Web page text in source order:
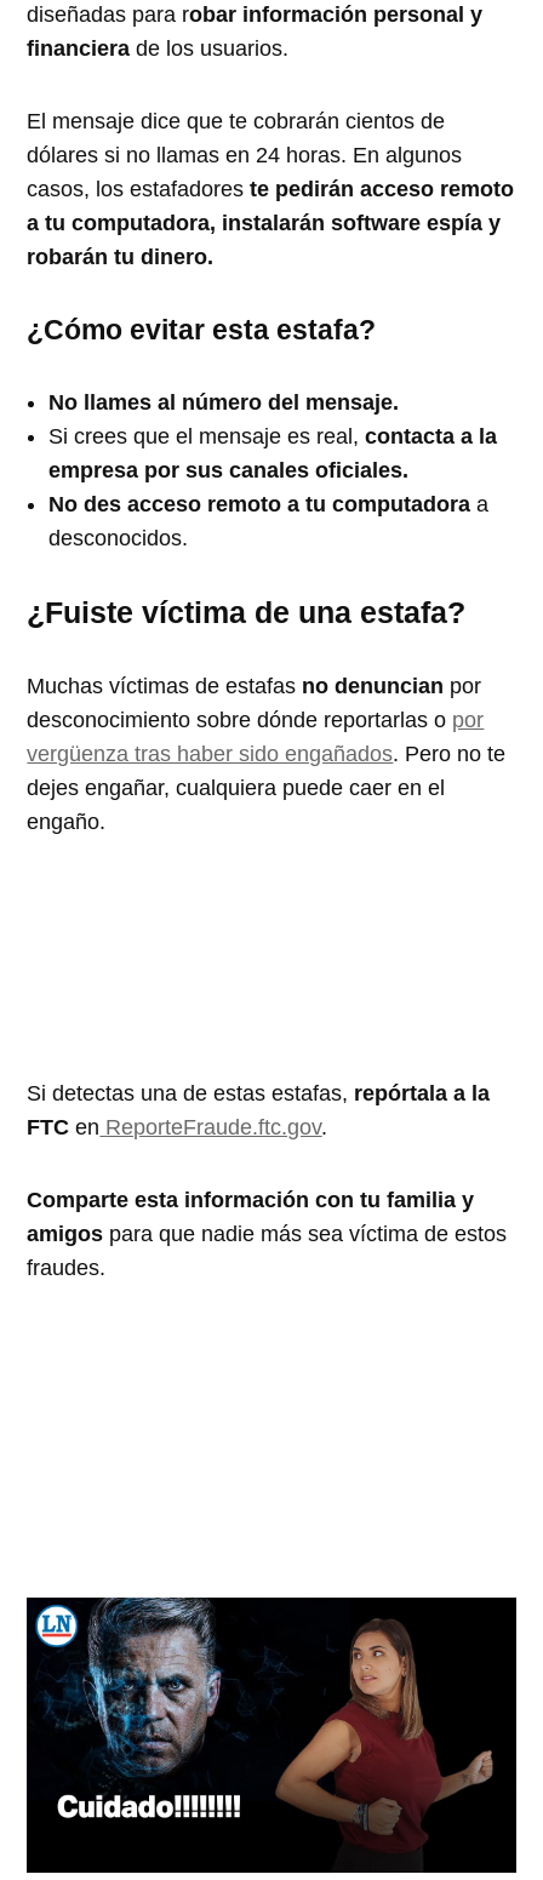
diseñadas para robar información personal y
financiera de los usuarios.
El mensaje dice que te cobrarán cientos de
dólares si no llamas en 24 horas. En algunos
casos, los estafadoreste pedirán acceso remoto
a tu computadora, instalarán software espía y
robarán tu dinero.
¿Cómo evitar esta estafa?
No llames al número del mensaje.
Si crees que el mensaje es real,contacta a la
empresa por sus canales oficiales.
No des acceso remoto a tu computadora a
desconocidos.
¿Fuiste víctima de una estafa?
Muchas víctimas de estafas no denuncian por
desconocimiento sobre dónde reportarlas o por
vergüenza tras haber sido engañados. Pero no te
dejes engañar, cualquiera puede caer en el
engaño.
Si detectas una de estas estafas, repórtala a la
FTC en ReporteFraude.ftc.gov.
Comparte esta información con tu familia y
amigos para que nadie más sea víctima de estos
fraudes.